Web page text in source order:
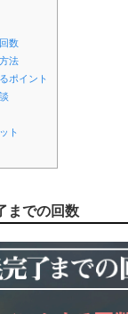
数
法
ポイント
ト
までの回数